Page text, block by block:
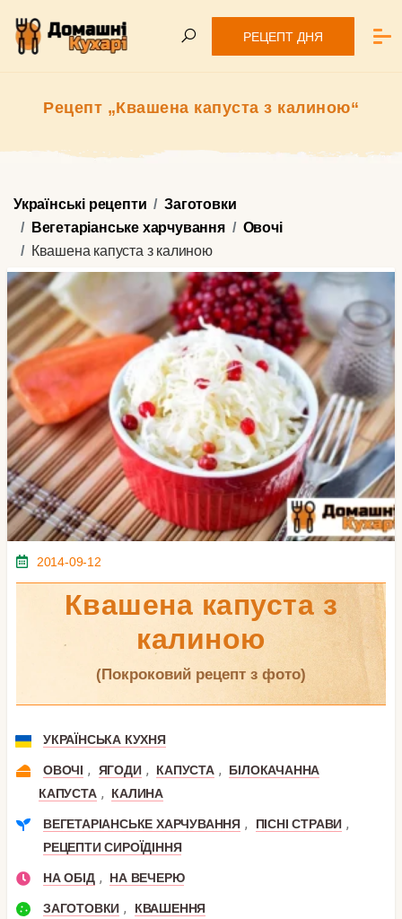
РЕЦЕПТ ДНЯ
Рецепт „Квашена капуста з калиною“
Українські рецепти
Заготовки
Вегетаріанське харчування
Овочі
Квашена капуста з калиною
2014-09-12
Квашена капуста з
калиною
(покроковий рецепт з фото)
УКРАЇНСЬКА КУХНЯ
ОВОЧІ , ЯГОДИ , КАПУСТА ,
БІЛОКАЧАННА
КАПУСТА , КАЛИНА
ВЕГЕТАРІАНСЬКЕ ХАРЧУВАННЯ , ПІСНІ СТРАВИ ,
РЕЦЕПТИ СИРОЇДІННЯ
НА ОБІД , НА ВЕЧЕРЮ
ЗАГОТОВКИ , КВАШЕННЯ